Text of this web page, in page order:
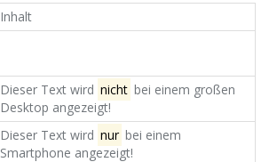
Inhalt
Dieser Text wird nicht bei einem großen
Desktop angezeigt!
Dieser Text wird nur bei einem
Smartphone angezeigt!